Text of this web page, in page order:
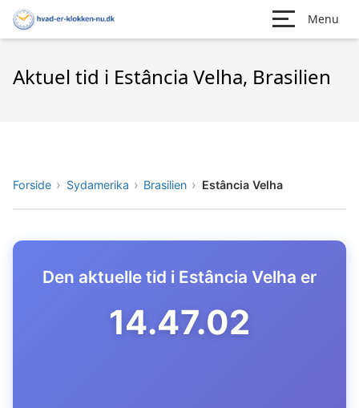
Menu
Aktuel tid i Estância Velha, Brasilien
Forside Sydamerika Brasilien Estância Velha
Den aktuelle tid i Estância Velha er
14.47.03